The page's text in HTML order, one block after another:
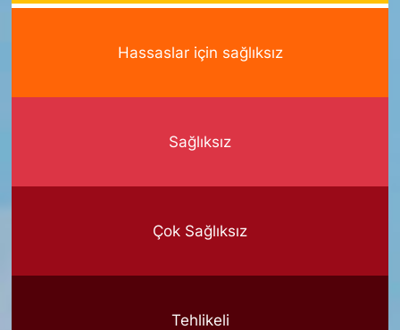
Hassaslar için sağlıksız
Sağlıksız
Çok Sağlıksız
Tehlikeli